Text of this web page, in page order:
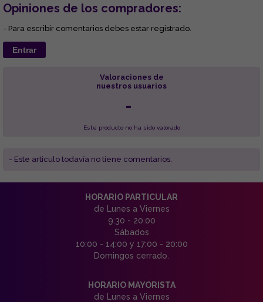
Opiniones de los compradores:
- Para escribir comentarios debes estar registrado.
Entrar
Valoraciones de
nuestros usuarios
-
Este producto no ha sido valorado
- Este articulo todavía no tiene comentarios.
HORARIO PARTICULAR
de Lunes a Viernes
9:30 - 20:00
Sábados
10:00 - 14:00 y 17:00 - 20:00
Domingos cerrado.
HORARIO MAYORISTA
de Lunes a Viernes